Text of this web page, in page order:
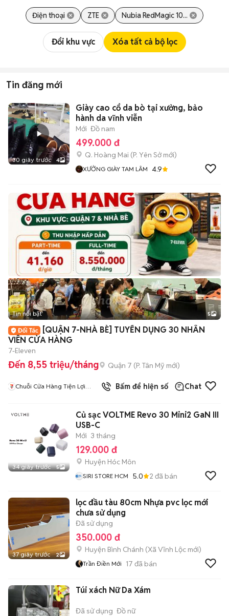
Điện thoại ZTE Nubia RedMagic 10...
Đổi khu vực Xóa tất cả bộ lọc
Tin đăng mới
30 giây trước 4
Giày cao cổ da bò tại xưởng, bảo
hành da vĩnh viễn
Mới Đồ nam
499.000 đ
Q. Hoàng Mai (P. Yên Sởmới)
XƯỞNG GIÀY TAM LÂM 4.9
Tin nổi bật 5
[QUẬN 7-NHÀ BÈ] TUYỂN DỤNG 30 NHÂN
VIÊN CỬA HÀNG
7-Eleven
Đến 8,55 triệu/tháng Quận 7 (P. Tân Mỹ mới)
Chuỗi Cửa Hàng Tiện Lợi
2đã bán
Bấm để hiện số Chat
34 giây trước 5
Củ sạc VOLTME Revo 30 Mini2 GaN III
USB-C
Mới 3 tháng
129.000 đ
Huyện Hóc Môn
SIRI STORE HCM 5.0 2 đã bán
37 giây trước 2
lọc đầu tàu 80cm Nhựa pvc lọc mới
chưa sử dụng
Đã sử dụng
350.000 đ
Huyện Bình Chánh (Xã Vĩnh Lộc mới)
Trần Điền Mới 17 đã bán
Túi xách Nữ Da Xám
Đã sử dụng Đồ nữ